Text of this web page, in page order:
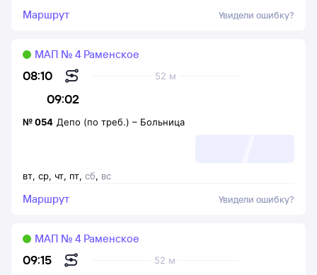
Маршрут Увидели ошибку?
08:10
09:02
52 м
МАП № 4 Раменское
вт, ср, чт, пт, сб, вс
№054 Депо (по треб.) – Больница
Маршрут Увидели ошибку?
09:15
52 м
МАП № 4 Раменское